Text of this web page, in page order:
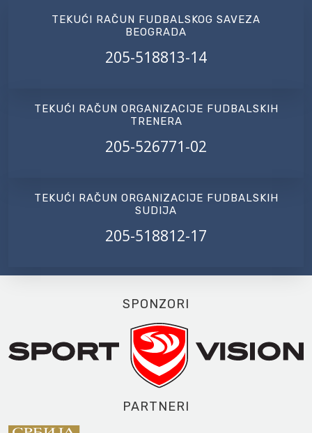
TEKUĆI RAČUN FUDBALSKOG SAVEZA
BEOGRADA
205-518813-14
TEKUĆI RAČUN ORGANIZACIJE FUDBALSKIH
TRENERA
205-526771-02
TEKUĆI RAČUN ORGANIZACIJE FUDBALSKIH
SUDIJA
205-518812-17
SPONZORI
PARTNERI